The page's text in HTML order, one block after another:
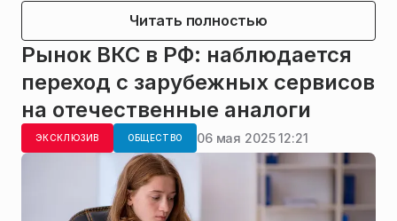
Читать полностью
Рынок ВКС в РФ: наблюдается
переход с зарубежных сервисов
на отечественные аналоги
ЭКСКЛЮЗИВ ОБЩЕСТВО 06 мая 2025 12:21